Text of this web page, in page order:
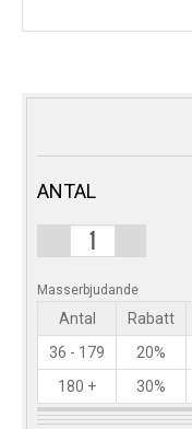
ANTAL
KONFETTIKANON
20
METERS
SKJUTHÖJD
MÄNGD
Masserbjudande
Antal Rabatt
36 - 179
20%
180 +
30%